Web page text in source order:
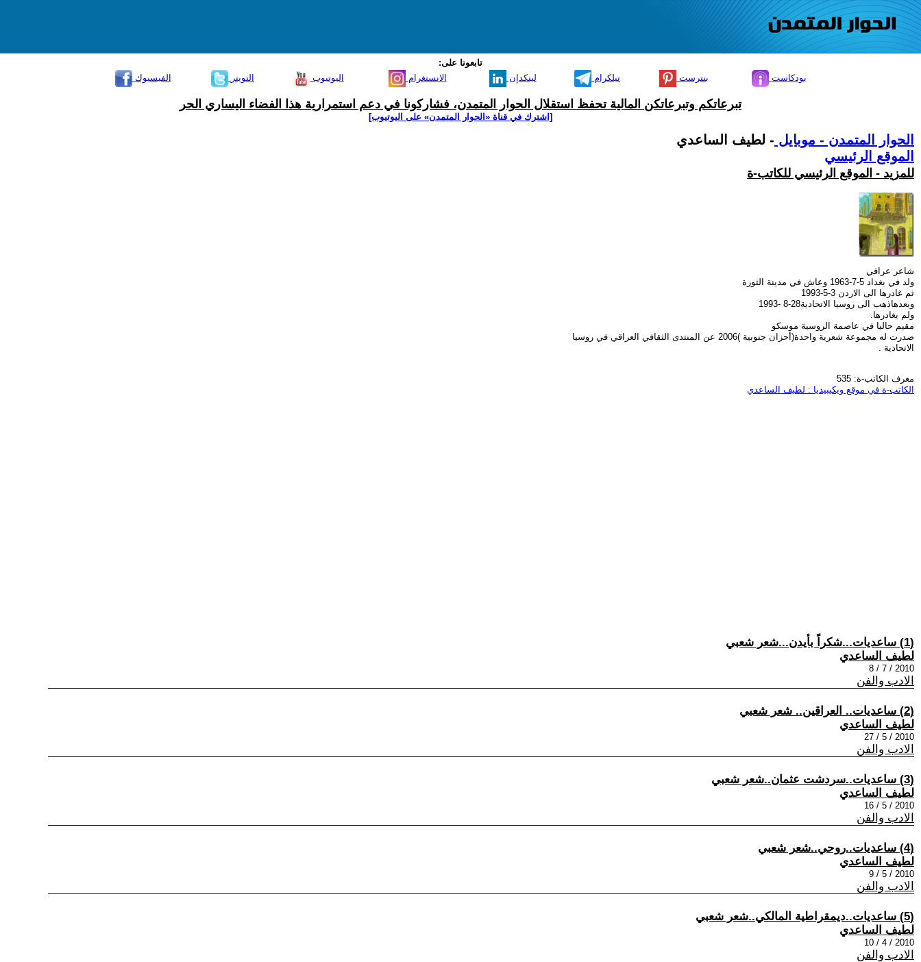
تابعونا على:
الفيسبوك
التويتر اليوتيوب الانستغرام لينكدإن تيلكرام بنترست بودكاست
تبرعاتكم وتبرعاتكن المالية تحفظ استقلال الحوار المتمدن، فشاركونا في دعم استمرارية هذا الفضاء اليساري الحر
[اشترك في قناة ‫«الحوار المتمدن» على اليوتيوب]
الحوار المتمدن - موبايل - لطيف الساعدي
الموقع الرئيسي
للمزيد - الموقع الرئيسي للكاتب-ة
شاعر عراقي
ولد في بغداد 5-7-1963 وعاش في مدينة الثورة
ثم غادرها الى الاردن 3-5-1993
وبعدهاذهب الى روسيا الاتحادية28-8 -1993
ولم يغادرها.
مقيم حاليا في عاصمة الروسية موسكو
صدرت له مجموعة شعرية واحدة(أحزان جنوبية )2006 عن المنتدى الثقافي العراقي في روسيا
الاتحادية .
معرف الكاتب-ة: 535
الكاتب-ة في موقع ويكيبيديا : لطيف الساعدي
(1) ساعديات...شكراً بأيدن...شعر شعبي
لطيف الساعدي
2010 / 7 / 8
الادب والفن
(2) ساعديات.. العراقين.. شعر شعبي
لطيف الساعدي
2010 / 5 / 27
الادب والفن
(3) ساعديات..سردشت عثمان..شعر شعبي
لطيف الساعدي
2010 / 5 / 16
الادب والفن
(4) ساعديات..روحي..شعر شعبي
لطيف الساعدي
2010 / 5 / 9
الادب والفن
(5) ساعديات..ديمقراطية المالكي..شعر شعبي
لطيف الساعدي
2010 / 4 / 10
الادب والفن